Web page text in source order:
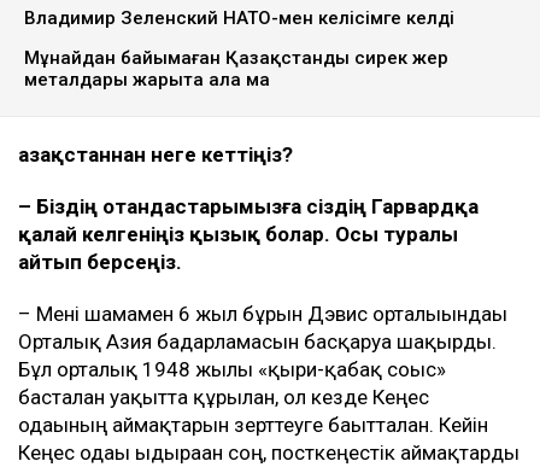
Владимир Зеленский НАТО-мен келісімге келді
Мұнайдан байымаған Қазақстанды сирек жер
металдары жарыта ала ма
Қазақстаннан неге кеттіңіз?
– Біздің отандастарымызға сіздің Гарвардқа
қалай келгеніңіз қызық болар. Осы туралы
айтып берсеңіз.
– Мені шамамен 6 жыл бұрын Дэвис орталығындағы
Орталық Азия бағдарламасын басқаруға шақырды.
Бұл орталық 1948 жылы «қырғи-қабақ соғыс»
басталған уақытта құрылған, ол кезде Кеңес
одағының аймақтарын зерттеуге бағытталған. Кейін
Кеңес одағы ыдыраған соң, посткеңестік аймақтарды